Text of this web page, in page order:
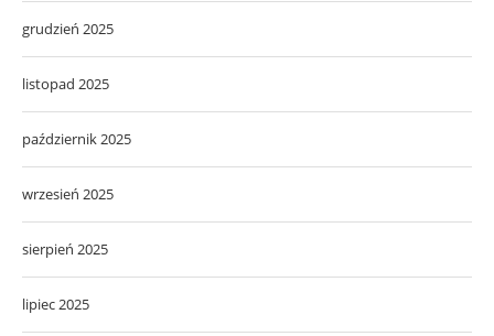
grudzień 2025
listopad 2025
październik 2025
wrzesień 2025
sierpień 2025
lipiec 2025